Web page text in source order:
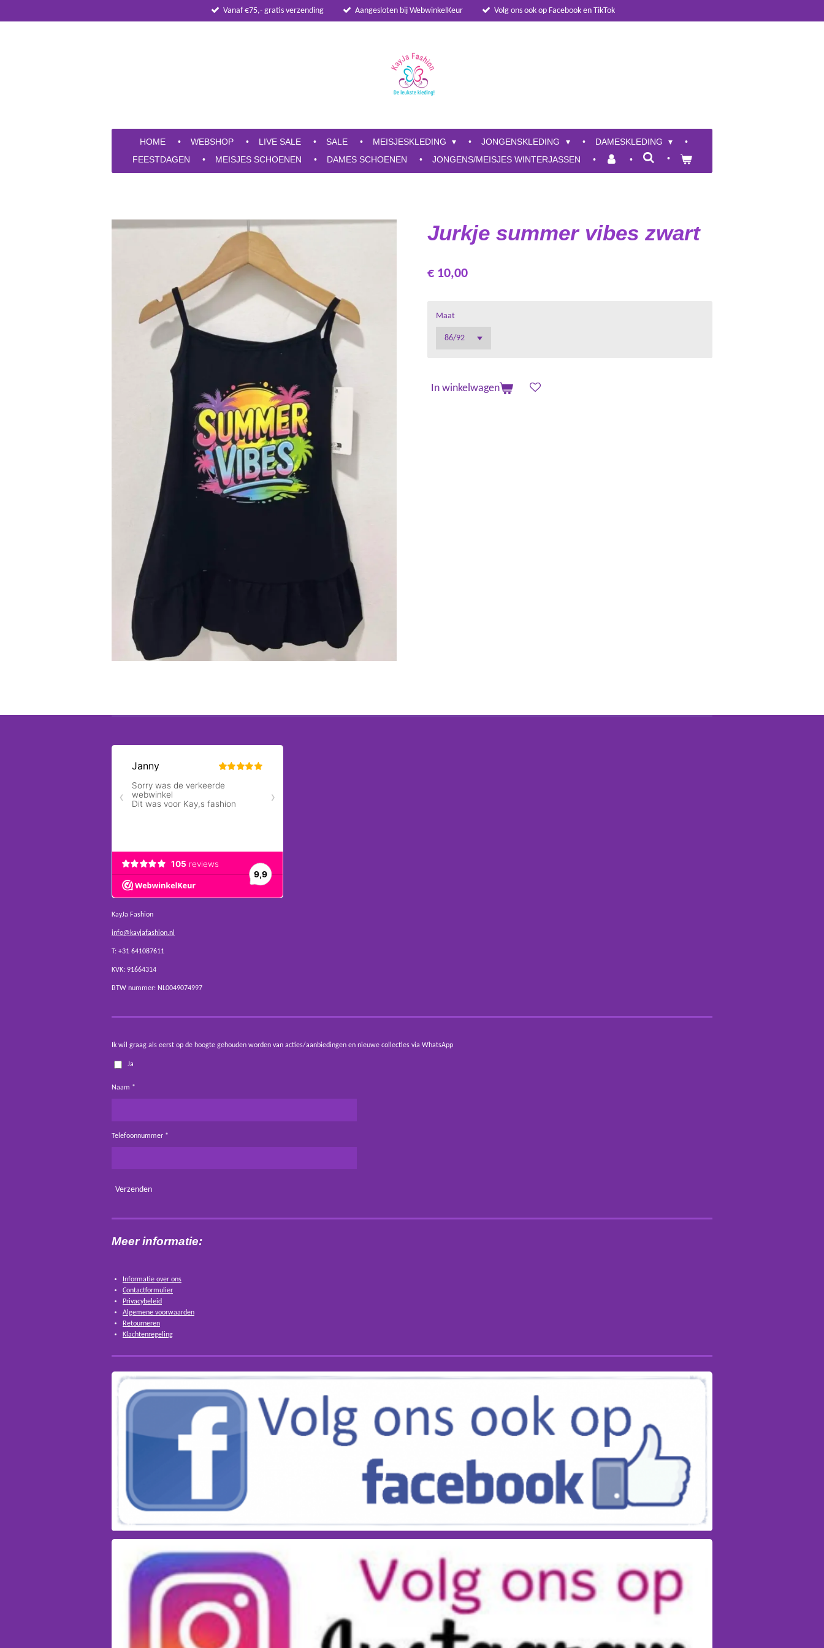
direct
Vanaf €75,- gratis verzending Aangesloten bij WebwinkelKeur Volg ons ook op Facebook en TikTok
HOME WEBSHOP LIVE SALE SALE MEISJESKLEDING JONGENSKLEDING
DAMESKLEDING
FEESTDAGEN
MEISJES SCHOENEN DAMES SCHOENEN JONGENS/MEISJES WINTERJASSEN
Jurkje summer vibes zwart
€ 10,00
Maat
In winkelwagen
KayJa Fashion
info@kayjafashion.nl
T: +31 641087611
KVK: 91664314
BTW nummer: NL0049074997
Ik wil graag als eerst op de hoogte gehouden worden van acties/aanbiedingen en nieuwe collecties via WhatsApp
Ja
Naam *
Telefoonnummer *
Verzenden
Meer informatie:
Informatie over ons
Contactformulier
Privacybeleid
Algemene voorwaarden
Retourneren
Klachtenregeling